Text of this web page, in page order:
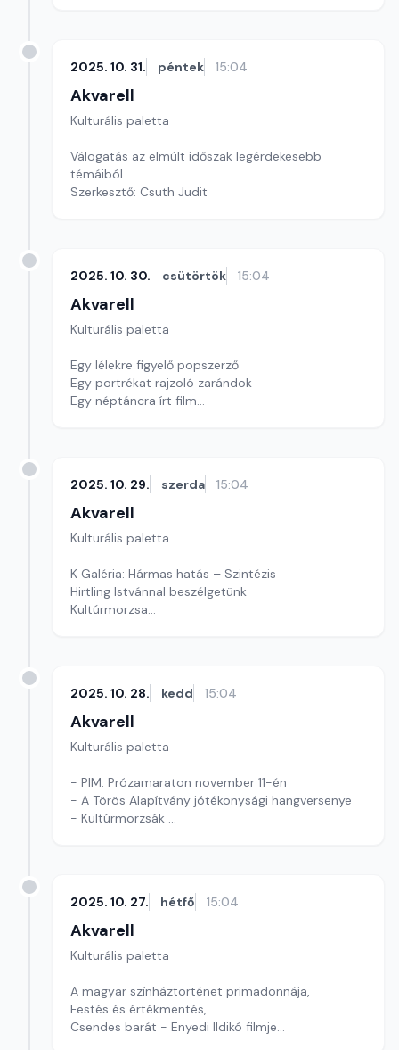
2025. 10. 31. péntek 15:04
Akvarell
Kulturális paletta
Válogatás az elmúlt időszak legérdekesebb
témáiból
Szerkesztő: Csuth Judit
2025. 10. 30. csütörtök 15:04
Akvarell
Kulturális paletta
Egy lélekre figyelő popszerző
Egy portrékat rajzoló zarándok
Egy néptáncra írt film
2025. 10. 29. szerda 15:04
Akvarell
Kulturális paletta
K Galéria: Hármas hatás – Szintézis
Hirtling Istvánnal beszélgetünk
Kultúrmorzsa
2025. 10. 28. kedd 15:04
Akvarell
Kulturális paletta
- PIM: Prózamaraton november 11-én
- A Törös Alapítvány jótékonysági hangversenye
- Kultúrmorzsák
2025. 10. 27. hétfő 15:04
Akvarell
Kulturális paletta
A magyar színháztörténet primadonnája,
Festés és értékmentés,
Csendes barát - Enyedi Ildikó filmje